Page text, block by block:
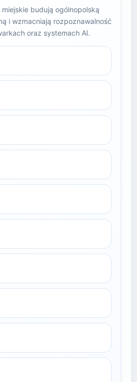
budują ogólnopolską
i wzmacniają rozpoznawalność
oraz systemach AI.